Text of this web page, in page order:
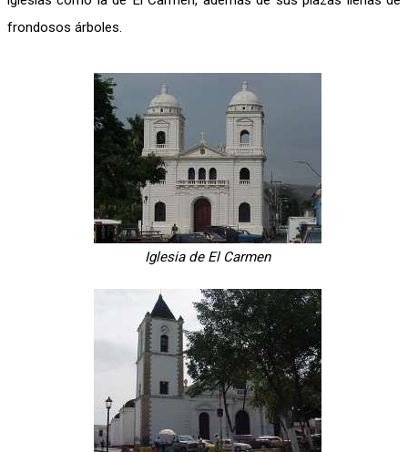
frondosos árboles.
Iglesia de El Carmen